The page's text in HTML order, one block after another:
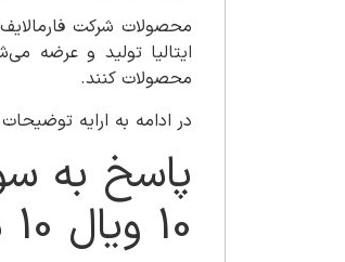
ایتالیا تولید و عرضه
محصولات کنند.
در ادامه به ارایه
پاسخ به
10 ویال 10 میلی‌لیتری غیر قابل تزریق